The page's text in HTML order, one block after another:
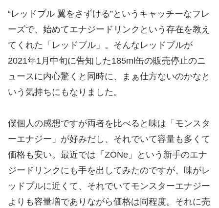
“レッドブル 翼をさずける”というキャッチーなフレ
ーズで、始めてエナジードリンクという存在を教え
てくれた「レッドブル」。そんなレッドブルが
2021年1月中旬に告知した185ml缶の販売停止のニ
ュースに内心驚くと同時に、まぁ仕方ないのかなと
いう気持ちにもなりました。
僕個人の感想ですが両者を比べると味は「モンスタ
ーエナジー」が好みだし、それでいて容量も多くて
価格も安い。最近では「ZONe」という新手のエナ
ジードリンクにも手を出してみたのですが、味がレ
ッドブルに近くて、それでいてモンスターエナジー
よりも容量増でありながら価格は同程度。それに売